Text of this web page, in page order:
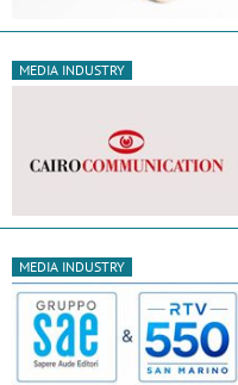
MEDIA INDUSTRY
MEDIA INDUSTRY